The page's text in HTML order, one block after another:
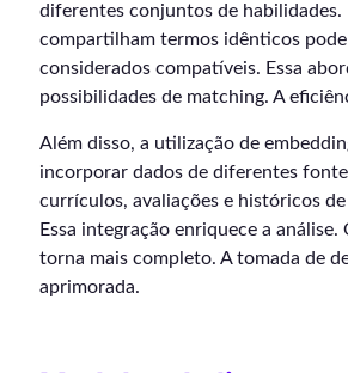
diferentes conjuntos de habilidades.
compartilham termos idênticos
considerados compatíveis. Essa
possibilidades de matching. A
Além disso, a utilização de
incorporar dados de diferentes
currículos, avaliações e históricos
Essa integração enriquece a análise.
torna mais completo. A tomada de
aprimorada.